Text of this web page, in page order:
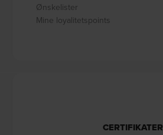
Ønskelister
Mine loyalitetspoints
CERTIFIKATER